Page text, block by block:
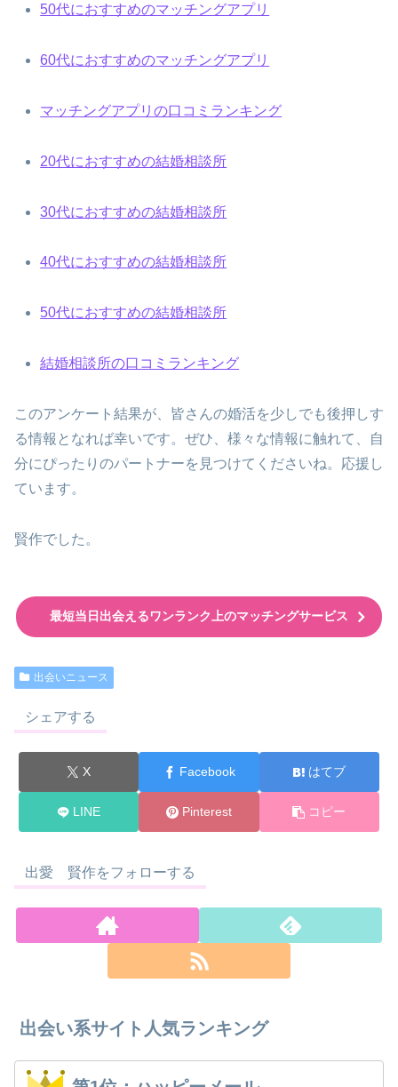
50代におすすめのマッチングアプリ
60代におすすめのマッチングアプリ
マッチングアプリの口コミランキング
20代におすすめの結婚相談所
30代におすすめの結婚相談所
40代におすすめの結婚相談所
50代におすすめの結婚相談所
結婚相談所の口コミランキング
このアンケート結果が、皆さんの婚活を少しでも後押しす
る情報となれば幸いです。ぜひ、様々な情報に触れて、自
分にぴったりのパートナーを見つけてくださいね。応援し
ています。
賢作でした。
最短当日出会えるワンランク上のマッチングサービス
出会いニュース
シェアする
X Facebook はてブ
LINE Pinterest コピー
出愛 賢作をフォローする
出会い系サイト人気ランキング